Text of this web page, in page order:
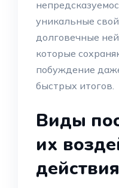
уникальные
долговечные
которые
побуждение
быстрых итогов.
Виды
их
действия